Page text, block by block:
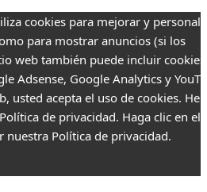
cookies para mejorar y
para mostrar anuncios (si los
web también puede incluir
Adsense, Google Analytics y
usted acepta el uso de cookies.
de privacidad. Haga clic en el
nuestra Política de privacidad.